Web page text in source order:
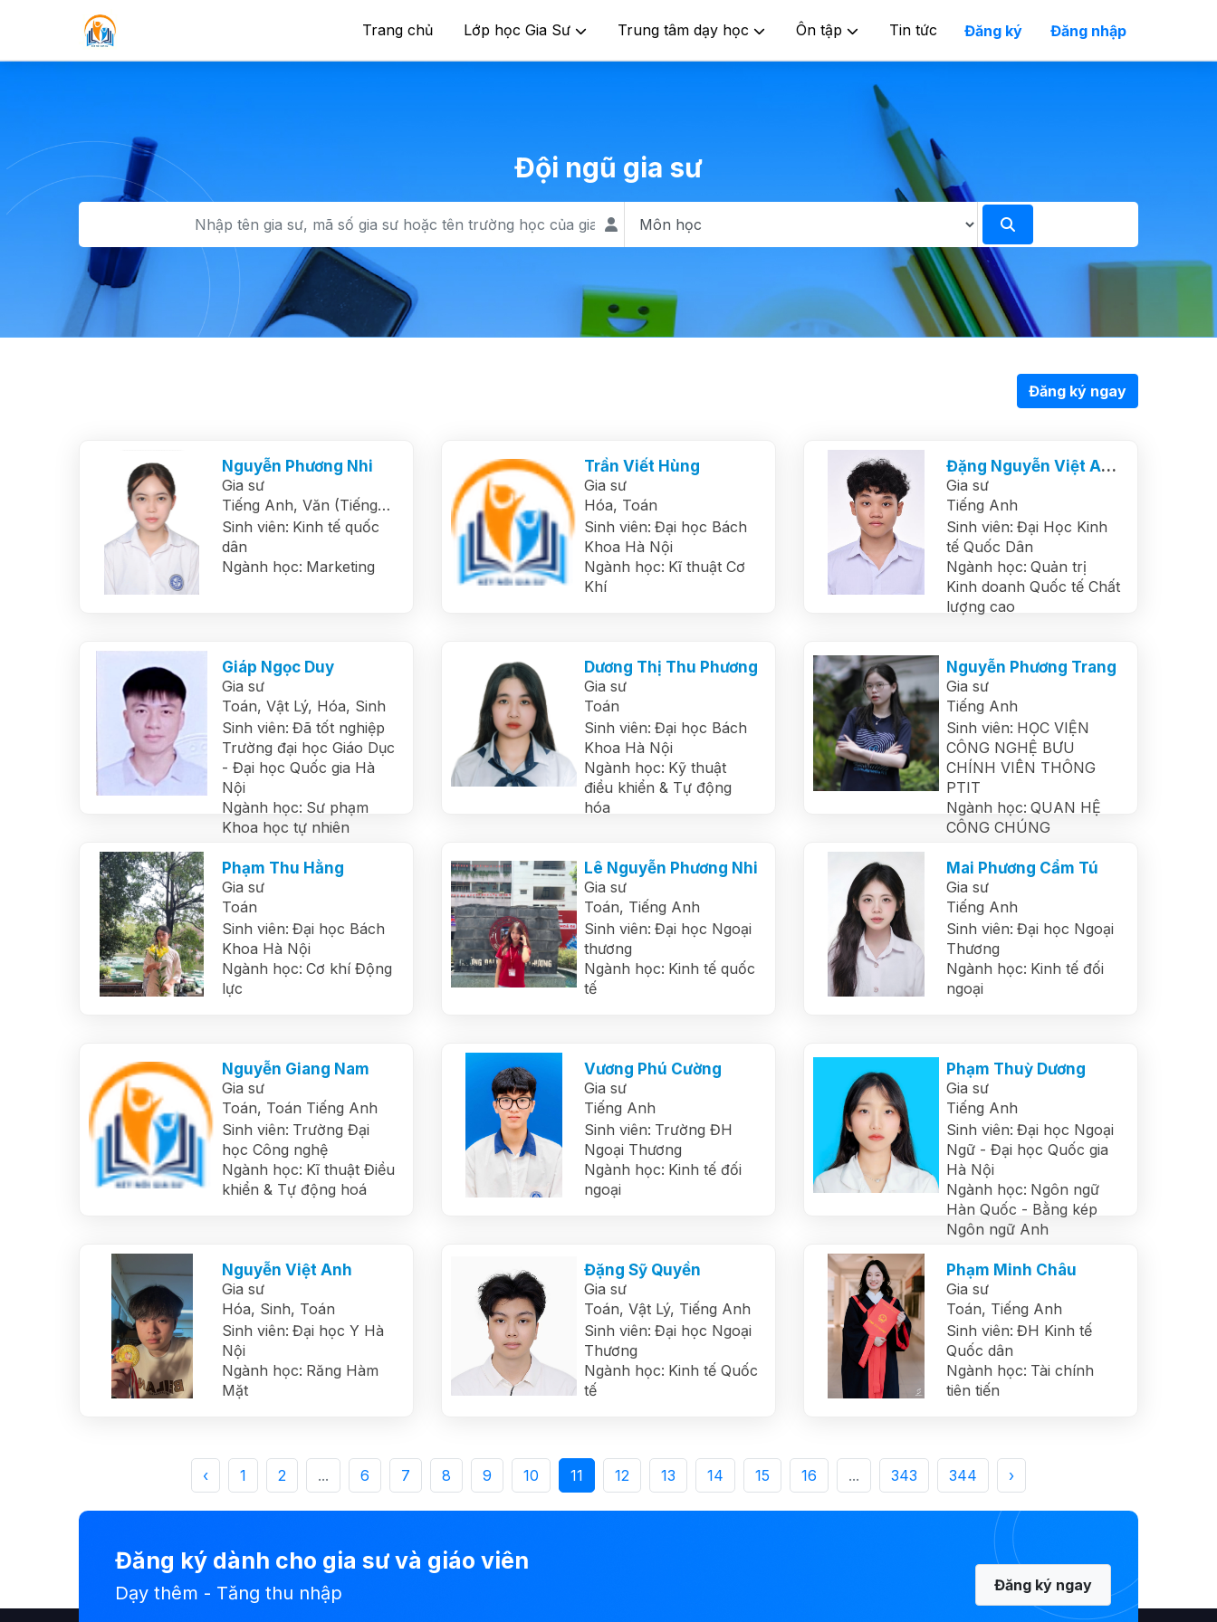
Đăng ký Đăng nhập
Trang chủ Lớp học Gia Sư Trung tâm dạy học Ôn tập Tin tức
Đội ngũ gia sư
Đăng ký ngay
Nguyễn Phương Nhi
Gia sư
Tiếng Anh,Văn (Tiếng
Việt)
Sinh viên: Kinh tế quốc
dân
Ngành học: Marketing
Trần Viết Hùng
Gia sư
Hóa, Toán
Sinh viên: Đại học Bách
Khoa Hà Nội
Ngành học: Kĩ thuật Cơ
Khí
Đặng Nguyễn Việt Anh
Gia sư
Tiếng Anh
Sinh viên: Đại Học Kinh
tế Quốc Dân
Ngành học: Quản trị
Kinh doanh Quốc tế Chất
lượng cao
Giáp Ngọc Duy
Gia sư
Toán,Vật Lý, Hóa, Sinh
Sinh viên: Đã tốt nghiệp
Trường đại học Giáo Dục
- Đại học Quốc gia Hà
Nội
Ngành học: Sư phạm
Khoa học tự nhiên
Dương Thị Thu Phương
Gia sư
Toán
Sinh viên: Đại học Bách
Khoa Hà Nội
Ngành học: Kỹ thuật
điều khiển & Tự động
hóa
Nguyễn Phương Trang
Gia sư
Tiếng Anh
Sinh viên: HỌC VIỆN
CÔNG NGHỆ BƯU
CHÍNH VIÊN THÔNG
PTIT
Ngành học: QUAN HỆ
CÔNG CHÚNG
Phạm Thu Hằng
Gia sư
Toán
Sinh viên: Đại học Bách
Khoa Hà Nội
Ngành học: Cơ khí Động
lực
Lê Nguyễn Phương Nhi
Gia sư
Toán, Tiếng Anh
Sinh viên: Đại học Ngoại
thương
Ngành học: Kinh tế quốc
tế
Mai Phương Cẩm Tú
Gia sư
Tiếng Anh
Sinh viên: Đại học Ngoại
Thương
Ngành học: Kinh tế đối
ngoại
Nguyễn Giang Nam
Gia sư
Toán, Toán Tiếng Anh
Sinh viên: Trường Đại
học Công nghệ
Ngành học: Kĩ thuật Điều
khiển & Tự động hoá
Vương Phú Cường
Gia sư
Tiếng Anh
Sinh viên: Trường ĐH
Ngoại Thương
Ngành học: Kinh tế đối
ngoại
Phạm Thuỳ Dương
Gia sư
Tiếng Anh
Sinh viên: Đại học Ngoại
Ngữ - Đại học Quốc gia
Hà Nội
Ngành học: Ngôn ngữ
Hàn Quốc - Bằng kép
Ngôn ngữ Anh
Nguyễn Việt Anh
Gia sư
Hóa, Sinh, Toán
Sinh viên: Đại học Y Hà
Nội
Ngành học: Răng Hàm
Mặt
Đặng Sỹ Quyền
Gia sư
Toán,Vật Lý, Tiếng Anh
Sinh viên: Đại học Ngoại
Thương
Ngành học: Kinh tế Quốc
tế
Phạm Minh Châu
Gia sư
Toán, Tiếng Anh
Sinh viên: ĐH Kinh tế
Quốc dân
Ngành học: Tài chính
tiên tiến
‹ 1 2 ... 6 7 8 9 10 11 12 13 14 15 16 ... 343 344 ›
Đăng ký dành cho gia sư và giáo viên
Dạy thêm - Tăng thu nhập Đăng ký ngay